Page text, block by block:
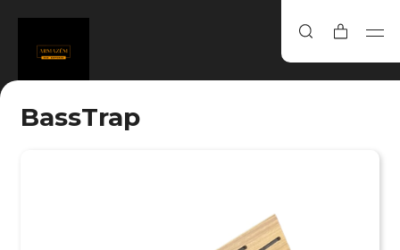
BassTrap